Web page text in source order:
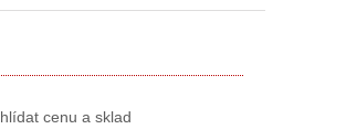
hlídat cenu a sklad